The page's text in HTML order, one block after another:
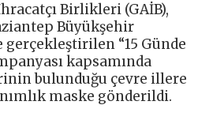
Birlikleri (GAİB),
Büyükşehir
“15 Günde
kapsamında
bulunduğu çevre illere
maske gönderildi.